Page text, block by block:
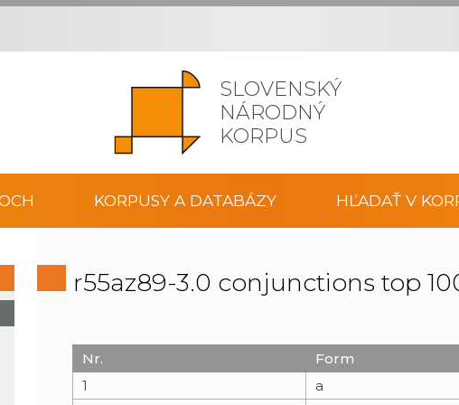
SLOVENSKÝ
NÁRODNÝ
KORPUS
KORPUSY A DATABÁZY HĽADAŤ V
r55az89-3.0 conjunctions top
Nr. Form
1
a